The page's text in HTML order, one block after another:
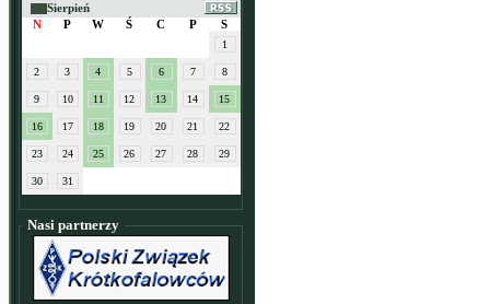
Sierpień
N
P W Ś C P S
1
2 3 4 5 6 7 8
9 10 11 12 13 14 15
16 17 18 19 20 21 22
23 24 25 26 27 28 29
30 31
Nasi partnerzy